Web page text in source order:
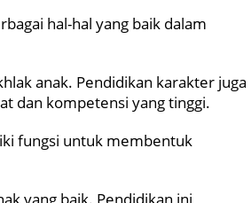
hal-hal yang baik dalam
anak. Pendidikan karakter juga
dan kompetensi yang tinggi.
fungsi untuk membentuk
yang baik. Pendidikan ini